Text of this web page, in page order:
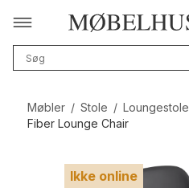
Møbler / Stole / Loungestole
Fiber Lounge Chair
Ikke online